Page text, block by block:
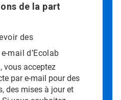
de la part
des
mail d’Ecolab
vous acceptez
par e-mail pour des
des mises à jour et